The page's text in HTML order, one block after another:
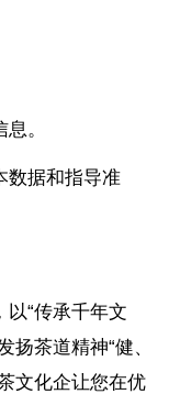
。
数据和指导准
“传承千年文
扬茶道精神“健、
文化企让您在优